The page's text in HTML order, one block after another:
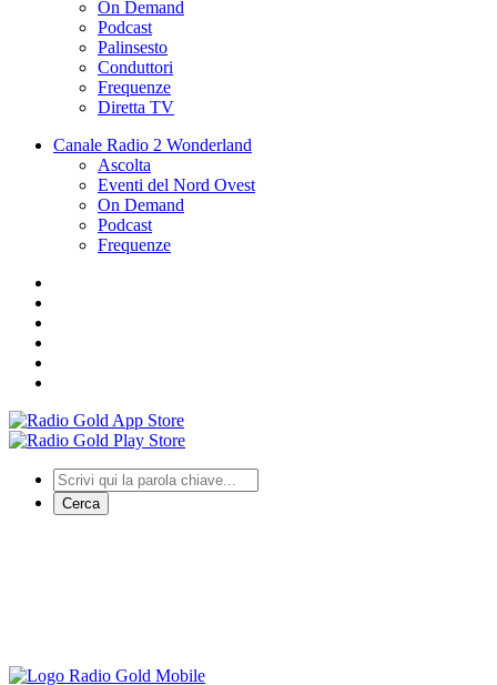
On Demand
Podcast
Palinsesto
Conduttori
Frequenze
Diretta TV
Canale Radio 2 Wonderland
Ascolta
Eventi del Nord Ovest
On Demand
Podcast
Frequenze
Cerca